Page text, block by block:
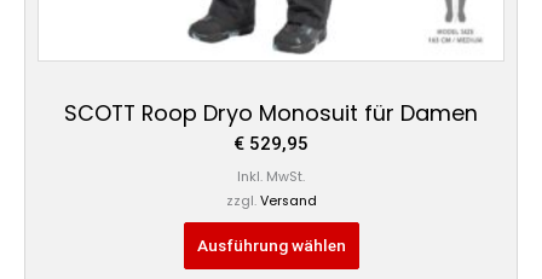
SCOTT Roop Dryo Monosuit für Damen
€ 529,95
Inkl. MwSt.
zzgl. Versand
Ausführung wählen